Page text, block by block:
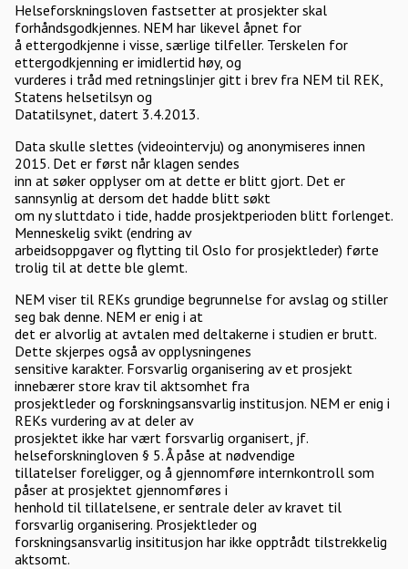
Helseforskningsloven fastsetter at prosjekter skal
forhåndsgodkjennes. NEM har likevel åpnet for
å ettergodkjenne i visse, særlige tilfeller. Terskelen for
ettergodkjenning er imidlertid høy, og
vurderes i tråd med retningslinjer gitt i brev fra NEM til REK,
Statens helsetilsyn og
Datatilsynet, datert 3.4.2013.
Data skulle slettes (videointervju) og anonymiseres innen
2015. Det er først når klagen sendes
inn at søker opplyser om at dette er blitt gjort. Det er
sannsynlig at dersom det hadde blitt søkt
om ny sluttdato i tide, hadde prosjektperioden blitt forlenget.
Menneskelig svikt (endring av
arbeidsoppgaver og flytting til Oslo for prosjektleder) førte
trolig til at dette ble glemt.
NEM viser til REKs grundige begrunnelse for avslag og stiller
seg bak denne. NEM er enig i at
det er alvorlig at avtalen med deltakerne i studien er brutt.
Dette skjerpes også av opplysningenes
sensitive karakter. Forsvarlig organisering av et prosjekt
innebærer store krav til aktsomhet fra
prosjektleder og forskningsansvarlig institusjon. NEM er enig i
REKs vurdering av at deler av
prosjektet ikke har vært forsvarlig organisert, jf.
helseforskningloven § 5. Å påse at nødvendige
tillatelser foreligger, og å gjennomføre internkontroll som
påser at prosjektet gjennomføres i
henhold til tillatelsene, er sentrale deler av kravet til
forsvarlig organisering. Prosjektleder og
forskningsansvarlig insititusjon har ikke opptrådt tilstrekkelig
aktsomt.